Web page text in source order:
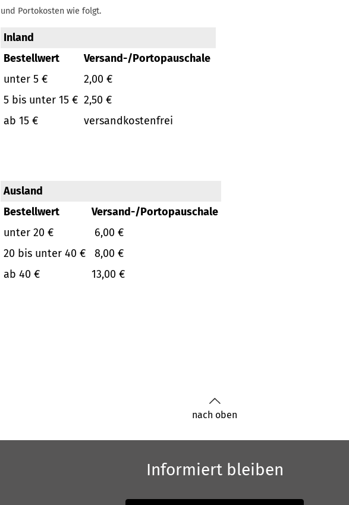
und Portokosten wie folgt.
Inland
Bestellwert
Versand-/Portopauschale
unter 5 €
2,00 €
5 bis unter 15 € 2,50 €
ab 15 €
versandkostenfrei
Ausland
Bestellwert
Versand-/Portopauschale
unter 20 €
6,00 €
20 bis unter 40 €
8,00 €
ab 40 €
13,00 €
nach oben
Informiert bleiben